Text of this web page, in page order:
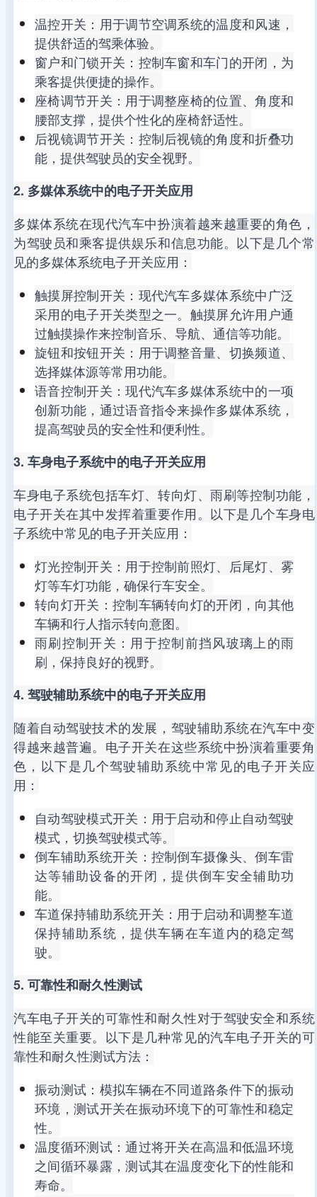
温控开关：用于调节空调系统的温度和风速，
提供舒适的驾乘体验。
窗户和门锁开关：控制车窗和车门的开闭，为
乘客提供便捷的操作。
座椅调节开关：用于调整座椅的位置、角度和
腰部支撑，提供个性化的座椅舒适性。
后视镜调节开关：控制后视镜的角度和折叠功
能，提供驾驶员的安全视野。
2. 多媒体系统中的电子开关应用
多媒体系统在现代汽车中扮演着越来越重要的角色，
为驾驶员和乘客提供娱乐和信息功能。以下是几个常
见的多媒体系统电子开关应用：
触摸屏控制开关：现代汽车多媒体系统中广泛
采用的电子开关类型之一。触摸屏允许用户通
过触摸操作来控制音乐、导航、通信等功能。
旋钮和按钮开关：用于调整音量、切换频道、
选择媒体源等常用功能。
语音控制开关：现代汽车多媒体系统中的一项
创新功能，通过语音指令来操作多媒体系统，
提高驾驶员的安全性和便利性。
3. 车身电子系统中的电子开关应用
车身电子系统包括车灯、转向灯、雨刷等控制功能，
电子开关在其中发挥着重要作用。以下是几个车身电
子系统中常见的电子开关应用：
灯光控制开关：用于控制前照灯、后尾灯、雾
灯等车灯功能，确保行车安全。
转向灯开关：控制车辆转向灯的开闭，向其他
车辆和行人指示转向意图。
雨刷控制开关：用于控制前挡风玻璃上的雨
刷，保持良好的视野。
4. 驾驶辅助系统中的电子开关应用
随着自动驾驶技术的发展，驾驶辅助系统在汽车中变
得越来越普遍。电子开关在这些系统中扮演着重要角
色，以下是几个驾驶辅助系统中常见的电子开关应
用：
自动驾驶模式开关：用于启动和停止自动驾驶
模式，切换驾驶模式等。
倒车辅助系统开关：控制倒车摄像头、倒车雷
达等辅助设备的开闭，提供倒车安全辅助功
能。
车道保持辅助系统开关：用于启动和调整车道
保持辅助系统，提供车辆在车道内的稳定驾
驶。
5. 可靠性和耐久性测试
汽车电子开关的可靠性和耐久性对于驾驶安全和系统
性能至关重要。以下是几种常见的汽车电子开关的可
靠性和耐久性测试方法：
振动测试：模拟车辆在不同道路条件下的振动
环境，测试开关在振动环境下的可靠性和稳定
性。
温度循环测试：通过将开关在高温和低温环境
之间循环暴露，测试其在温度变化下的性能和
寿命。